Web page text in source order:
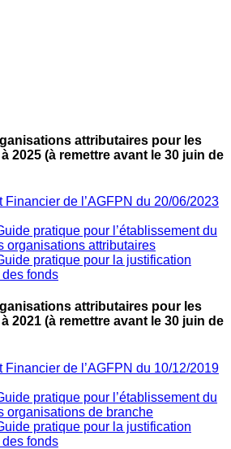
attributaires pour les
2025 (à remettre avant le 30 juin de
Financier de l’AGFPN du 20/06/2023
pratique pour l’établissement du
organisations attributaires
pratique pour la justification
fonds
attributaires pour les
2021 (à remettre avant le 30 juin de
Financier de l’AGFPN du 10/12/2019
pratique pour l’établissement du
organisations de branche
pratique pour la justification
fonds